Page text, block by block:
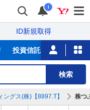
i
ID新規取得
投資信託 ニュース
検索
グス(株)【8897.T】 株つ